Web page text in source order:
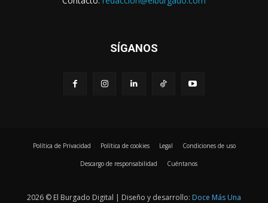
SÍGANOS
Política de Privacidad Política de cookies Legal Condiciones de uso
Descargo de responsabilidad Cuéntanos
2026 © El Burgado Digital | Diseño y desarrollo: Doce Más Una